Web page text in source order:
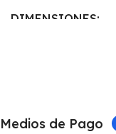
DIMENSIONES
Medios de Pago